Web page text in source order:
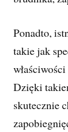
Ponadto,
takie jak
Dzięki
skutecznie